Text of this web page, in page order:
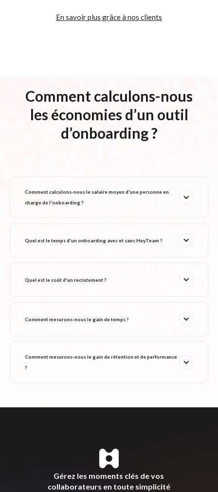
En savoir plus grâce à nos clients
Comment calculons-nous
les économies d’un outil
d’onboarding ?
Comment calculons-nous le salaire moyen d'une personne en
charge de l'onboarding ?
Quel est le temps d'un onboarding avec et sans HeyTeam ?
Quel est le coût d'un recrutement ?
Comment mesurons-nous le gain de temps ?
Comment mesurons-nous le gain de rétention et de performance
?
Gérez les moments clés de vos
collaborateurs en toute simplicité